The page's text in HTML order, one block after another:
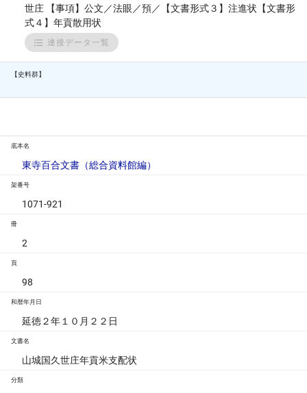
世庄 【事項】公文／法眼／預／【文書形式３】注進状【文書形
式４】年貢散用状
連接データ一覧
【史料群】
底本名
東寺百合文書（総合資料館編）
架番号
1071-921
冊
2
頁
98
和暦年月日
延徳２年１０月２２日
文書名
山城国久世庄年貢米支配状
分類